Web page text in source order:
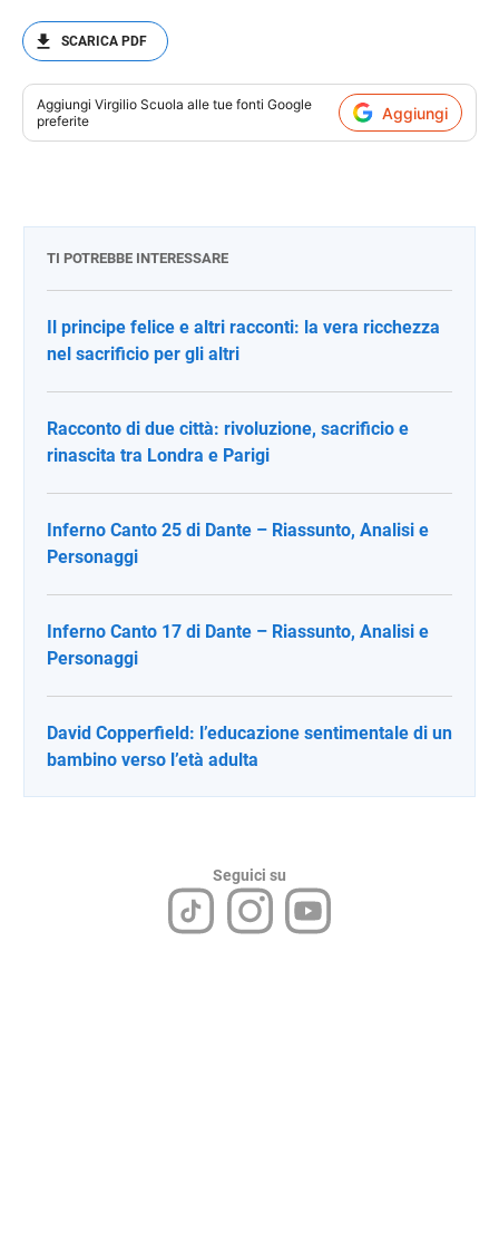
SCARICA PDF
Aggiungi Virgilio Scuola alle tue fonti Google
preferite
Aggiungi
TI POTREBBE INTERESSARE
Il principe felice e altri racconti: la vera ricchezza
nel sacrificio per gli altri
Racconto di due città: rivoluzione, sacrificio e
rinascita tra Londra e Parigi
Inferno Canto 25 di Dante – Riassunto, Analisi e
Personaggi
Inferno Canto 17 di Dante – Riassunto, Analisi e
Personaggi
David Copperfield: l’educazione sentimentale di un
bambino verso l’età adulta
Seguici su